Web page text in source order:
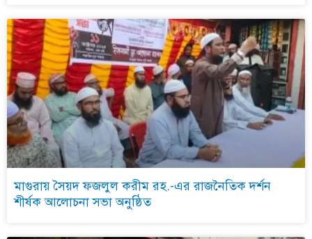
মাগুরায় সৈয়দ ফজলুল করীম রহ.-এর রাজনৈতিক দর্শন
শীর্ষক আলোচনা সভা অনুষ্ঠিত